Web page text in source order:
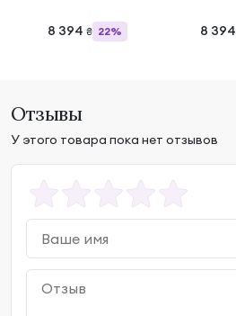
8 394 ₴ 22% 8 394
Отзывы
У этого товара пока нет отзывов